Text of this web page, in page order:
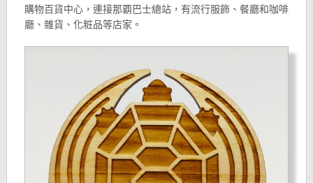
購物百貨中心，連接那覇巴士總站，有流行服飾、餐廳和咖啡
廳、雜貨、化粧品等店家。